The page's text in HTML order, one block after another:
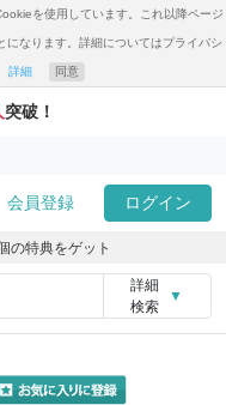
を使用しています。これ以降ページ
なります。詳細についてはプライバシ
詳細 同意
突破！
会員登録 ログイン
の特典をゲット
詳細
検索
▼